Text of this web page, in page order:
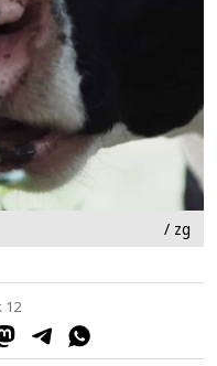
/ zg
12